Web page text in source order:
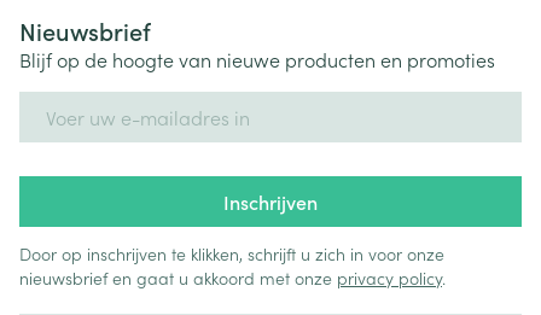
Nieuwsbrief
Blijf op de hoogte van nieuwe producten en promoties
Inschrijven
Door op inschrijven te klikken, schrijft u zich in voor onze
nieuwsbrief en gaat u akkoord met onze privacy policy.